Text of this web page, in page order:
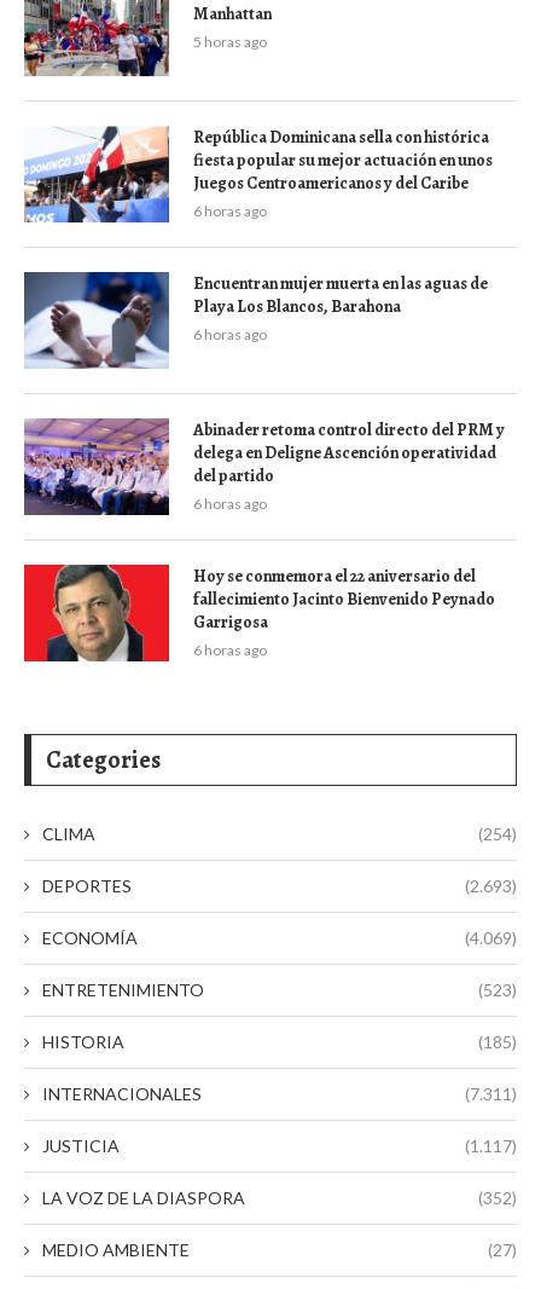
Manhattan
5 horas ago
República Dominicana sella con histórica
fiesta popular su mejor actuación en unos
Juegos Centroamericanos y del Caribe
6 horas ago
Encuentran mujer muerta en las aguas de
Playa Los Blancos, Barahona
6 horas ago
Abinader retoma control directo del PRM y
delega en Deligne Ascención operatividad
del partido
6 horas ago
Hoy se conmemora el 22 aniversario del
fallecimiento Jacinto Bienvenido Peynado
Garrigosa
6 horas ago
Categories
CLIMA (254)
DEPORTES (2.693)
ECONOMÍA (4.069)
ENTRETENIMIENTO (523)
HISTORIA (185)
INTERNACIONALES (7.311)
JUSTICIA (1.117)
LA VOZ DE LA DIASPORA (352)
MEDIO AMBIENTE (27)